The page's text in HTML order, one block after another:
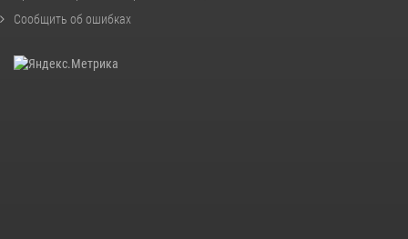
Сообщить об ошибках